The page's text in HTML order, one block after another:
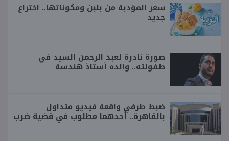
سعر المؤدبة من بلبن ومكوناتها.. اختراع
جديد
صورة نادرة لعبد الرحمن السيد في
طفولته.. والده أستاذ هندسة
ضبط طرفي واقعة فيديو متداول
بالقاهرة.. أحدهما مطلوب في قضية ضرب